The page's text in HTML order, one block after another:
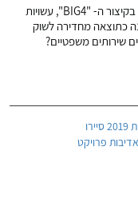
ארבע פירמות ראיית החשבון הגדולות בעולם, או בקיצור ה- "BIG4", עשויות
דולר בשנה כתוצאה מחדירה לשוק
שירותים משפטיים?